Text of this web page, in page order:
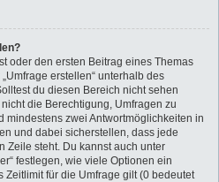
oder den ersten Beitrag eines Themas
erstellen“ unterhalb des
du diesen Bereich nicht sehen
die Berechtigung, Umfragen zu
mindestens zwei Antwortmöglichkeiten in
und dabei sicherstellen, dass jede
Zeile steht. Du kannst auch unter
festlegen, wie viele Optionen ein
Zeitlimit für die Umfrage gilt (0 bedeutet